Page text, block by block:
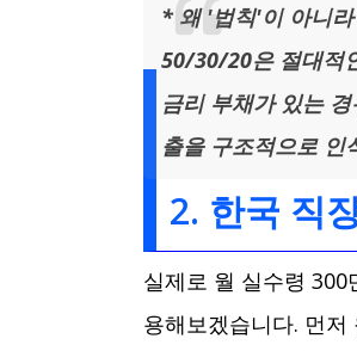
* 왜 '법칙'이 아니
50/30/20은 절대적
금리 부채가 있는
출을 구조적으로 인
2. 한국 직
실제로 월 실수령
용해보겠습니다. 먼